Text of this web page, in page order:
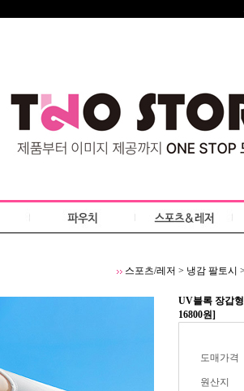
스포츠/레저 > 냉감 팔토시 >
UV블록 장갑
16800원]
도매가격
원산지